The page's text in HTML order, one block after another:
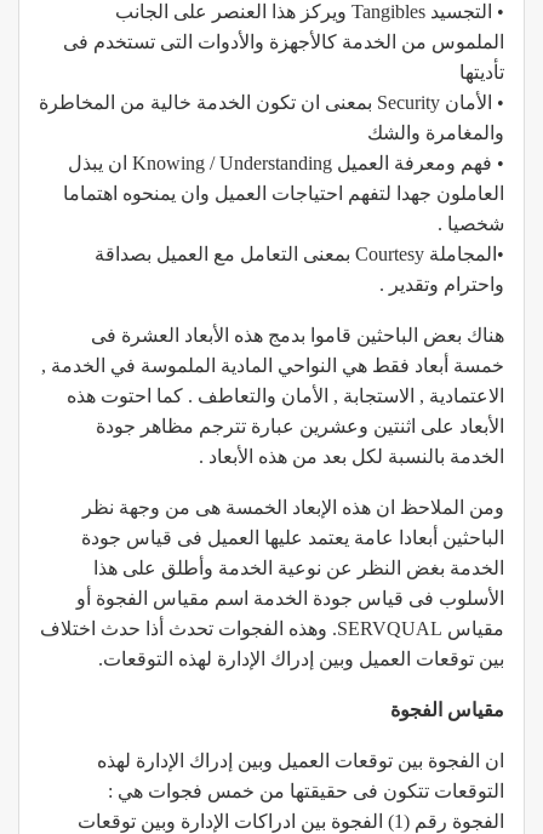
• التجسيد Tangibles ويركز هذا العنصر على الجانب
الملموس من الخدمة كالأجهزة والأدوات التى تستخدم فى
تأديتها
• الأمان Security بمعنى ان تكون الخدمة خالية من المخاطرة
والمغامرة والشك
• فهم ومعرفة العميل Knowing / Understanding ان يبذل
العاملون جهدا لتفهم احتياجات العميل وان يمنحوه اهتماما
شخصيا .
•المجاملة Courtesy بمعنى التعامل مع العميل بصداقة
واحترام وتقدير .
هناك بعض الباحثين قاموا بدمج هذه الأبعاد العشرة فى
خمسة أبعاد فقط هي النواحي المادية الملموسة في الخدمة ,
الاعتمادية , الاستجابة , الأمان والتعاطف . كما احتوت هذه
الأبعاد على اثنتين وعشرين عبارة تترجم مظاهر جودة
الخدمة بالنسبة لكل بعد من هذه الأبعاد .
ومن الملاحظ ان هذه الإبعاد الخمسة هى من وجهة نظر
الباحثين أبعادا عامة يعتمد عليها العميل فى قياس جودة
الخدمة بغض النظر عن نوعية الخدمة وأطلق على هذا
الأسلوب فى قياس جودة الخدمة اسم مقياس الفجوة أو
مقياس SERVQUAL. وهذه الفجوات تحدث أذا حدث اختلاف
بين توقعات العميل وبين إدراك الإدارة لهذه التوقعات.
مقياس الفجوة
ان الفجوة بين توقعات العميل وبين إدراك الإدارة لهذه
التوقعات تتكون فى حقيقتها من خمس فجوات هي :
الفجوة رقم (1) الفجوة بين ادراكات الإدارة وبين توقعات